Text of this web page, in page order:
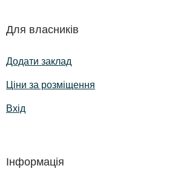
Для власників
Додати заклад
Ціни за розміщення
Вхід
Інформація